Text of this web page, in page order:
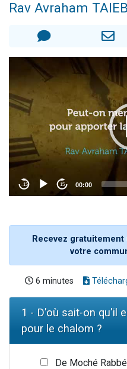
Il reste
Rav Avraham TAIEB
Recevez gratuitement
votre
6 minutes
1 - D'où sait-on qu'il
pour le chalom ?
De Moché